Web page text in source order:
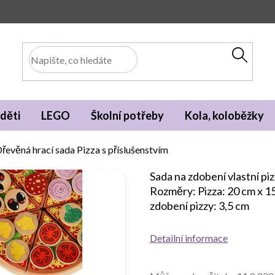
LEGO Školní potřeby Kola, koloběžky
hrací sada Pizza s příslušenstvím
Sada na zdobení vlastní
Rozměry: Pizza: 20 cm x
zdobení pizzy: 3,5 cm
Detailní informace